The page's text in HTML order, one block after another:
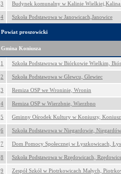
3 Budynek komunalny w Kalinie
4 Szkoła Podstawowa w Janowicach,Janowice
Powiat proszowicki
Gmina Koniusza
1 Szkoła Podstawowa w Biórkowie Wielkim,
2 Szkoła Podstawowa w Glewcu, Glewiec
3 Remiza OSP we Wroninie, Wronin
4 Remiza OSP w Wierzbnie, Wierzbno
5 Gminny Ośrodek Kultury w Koniuszy,
6 Szkoła Podstawowa w Niegardowie, Niegardów
7 Dom Pomocy Społecznej w Łyszkowicach,
8 Szkoła Podstawowa w Rzędowicach,
9 Zespół Szkół w Piotrkowicach Małych,